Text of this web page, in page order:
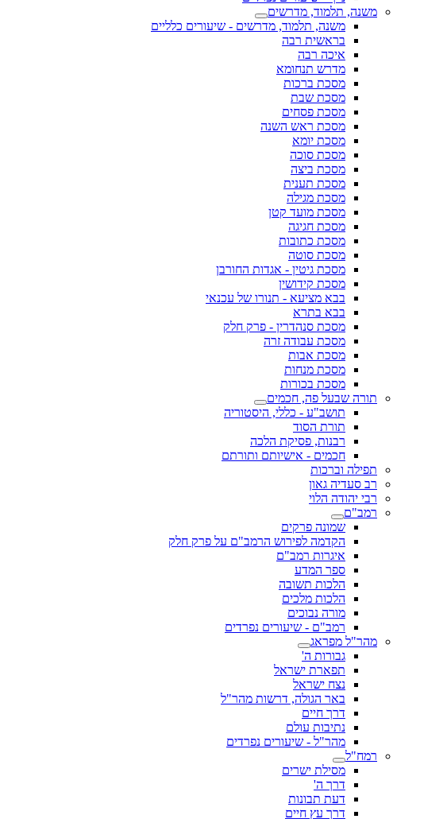
משנה, תלמוד, מדרשים
משנה, תלמוד, מדרשים - שיעורים כלליים
בראשית רבה
איכה רבה
מדרש תנחומא
מסכת ברכות
מסכת שבת
מסכת פסחים
מסכת ראש השנה
מסכת יומא
מסכת סוכה
מסכת ביצה
מסכת תענית
מסכת מגילה
מסכת מועד קטן
מסכת חגיגה
מסכת כתובות
מסכת סוטה
מסכת גיטין - אגדות החורבן
מסכת קידושין
בבא מציעא - תנורו של עכנאי
בבא בתרא
מסכת סנהדרין - פרק חלק
מסכת עבודה זרה
מסכת אבות
מסכת מנחות
מסכת בכורות
תורה שבעל פה, חכמים
תושב"ע - כללי, היסטוריה
תורת הסוד
רבנות, פסיקת הלכה
חכמים - אישיותם ותורתם
תפילה וברכות
רב סעדיה גאון
רבי יהודה הלוי
רמב"ם
שמונה פרקים
הקדמה לפירוש הרמב"ם על פרק חלק
איגרות רמב"ם
ספר המדע
הלכות תשובה
הלכות מלכים
מורה נבוכים
רמב"ם - שיעורים נפרדים
מהר"ל מפראג
גבורות ה'
תפארת ישראל
נצח ישראל
באר הגולה, דרשות מהר"ל
דרך חיים
נתיבות עולם
מהר"ל - שיעורים נפרדים
רמח"ל
מסילת ישרים
דרך ה'
דעת תבונות
דרך עץ חיים